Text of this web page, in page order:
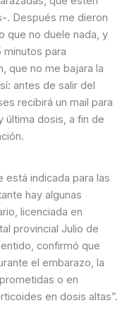
. Después me dieron
que no duele nada, y
minutos para
que no me bajara la
antes de salir del
recibirá un mail para
última dosis, a fin de
está indicada para las
hay algunas
licenciada en
provincial Julio de
confirmó que
el embarazo, la
o en
en dosis altas”.